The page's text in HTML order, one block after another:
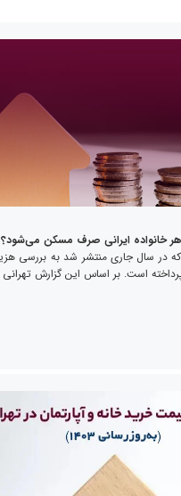
خانواده ایرانی صرف مسکن می‌شود؟